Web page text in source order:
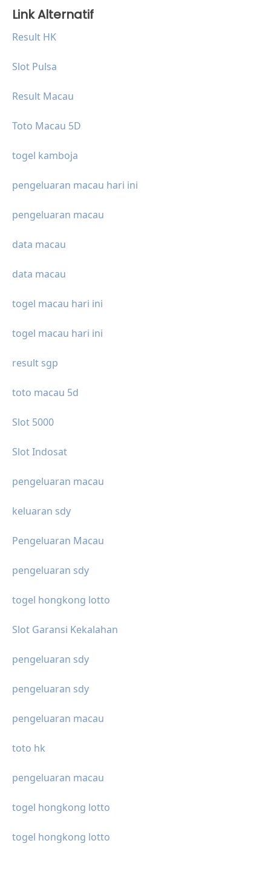
Link Alternatif
Result HK
Slot Pulsa
Result Macau
Toto Macau 5D
togel kamboja
pengeluaran macau hari ini
pengeluaran macau
data macau
data macau
togel macau hari ini
togel macau hari ini
result sgp
toto macau 5d
Slot 5000
Slot Indosat
pengeluaran macau
keluaran sdy
Pengeluaran Macau
pengeluaran sdy
togel hongkong lotto
Slot Garansi Kekalahan
pengeluaran sdy
pengeluaran sdy
pengeluaran macau
toto hk
pengeluaran macau
togel hongkong lotto
togel hongkong lotto